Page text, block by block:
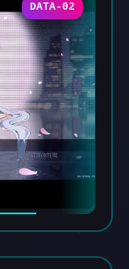
DATA-02